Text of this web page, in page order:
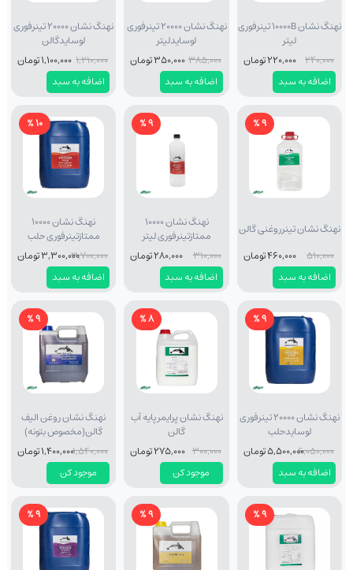
نهنگ نشان 10000B تینرفوری
لیتر
اضافه به سبد
240,000 220,000 تومان
نهنگ نشان 20000 تینرفوری
لوسایدلیتر
اضافه به سبد
385,000350,000 تومان
نهنگ نشان 20000 تینرفوری
لوسایدگالن
اضافه به سبد
1,210,000 1,100,000 تومان
9 %
نهنگ نشان تینرروغنی گالن
اضافه به سبد
510,000 460,000 تومان
9 %
نهنگ نشان 10000
ممتازتینرفوری لیتر
اضافه به سبد
310,000 280,000 تومان
10 %
نهنگ نشان 10000
ممتازتینرفوری حلب
اضافه به سبد
3,700,0003,300,000 تومان
9 %
نهنگ نشان 20000 تینرفوری
لوسایدحلب
اضافه به سبد
6,050,0005,500,000 تومان
8 %
نهنگ نشان پرایمر پایه آب
گالن
موجود کن
300,000 275,000 تومان
9 %
نهنگ نشان روغن الیف
گالن(مخصوص بتونه)
موجود کن
1,540,0001,400,000 تومان
9 %
9 %
9 %